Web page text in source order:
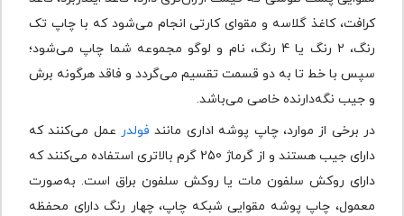
کرافت، کاغذ گلاسه و مقوای کارتی انجام می‌شود که با چاپ تک
رنگ، 2 رنگ یا 4 رنگ، نام و لوگو مجموعه شما چاپ می‌شود؛
سپس با خط تا به دو قسمت تقسیم می‌گردد و فاقد هرگونه برش
و جیب نگه‌دارنده خاصی می‌باشد.
در برخی از موارد، چاپ پوشه اداری مانند فولدر عمل می‌کنند که
دارای جیب هستند و از گرماژ 250 گرم بالاتری استفاده می‌کنند که
دارای روکش سلفون مات یا روکش سلفون براق است. به‌صورت
معمول، چاپ پوشه مقوایی شبکه چاپ، چهار رنگ دارای محفظه